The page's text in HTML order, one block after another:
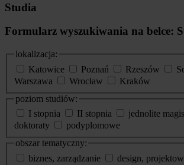
Studia
Formularz wyszukiwania na belce:
lokalizacja:
Katowice
Poznań Rzeszów
Warszawa
Wrocław
Kraków
poziom studiów:
I stopnia
II stopnia
jednolite
doktoraty
podyplomowe
obszar tematyczny:
biznes, zarządzanie
design,